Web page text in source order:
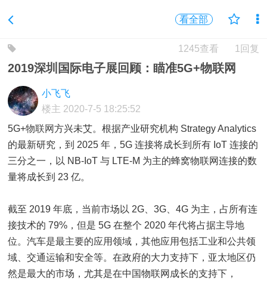
看全部
1回复
1245查看
2019深圳国际电子展回顾：瞄准5G+物联网
小飞飞
楼主 2020-7-5 18:25:52
5G+物联网方兴未艾。根据产业研究机构 Strategy Analytics
的最新研究，到 2025 年，5G 连接将成长到所有 IoT 连接的
三分之一，以 NB-IoT 与 LTE-M 为主的蜂窝物联网连接的数
量将成长到 23 亿。
截至 2019 年底，当前市场以 2G、3G、4G 为主，占所有连
接技术的 79%，但是 5G 在整个 2020 年代将占据主导地
位。汽车是最主要的应用领域，其他应用包括工业和公共领
域、交通运输和安全等。在政府的大力支持下，亚太地区仍
然是最大的市场，尤其是在中国物联网成长的支持下，